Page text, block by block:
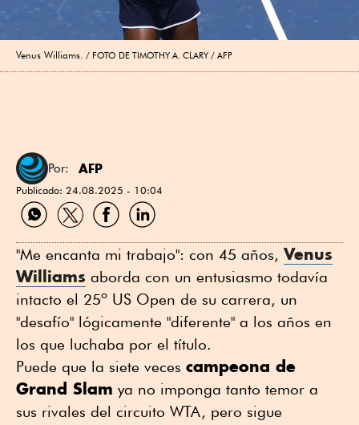
Venus Williams. FOTO DE TIMOTHY A. CLARY / AFP
Por: AFP
Publicado: 24.08.2025 - 10:04
Compartir
por
Compartir
por
Compartir
por
Compartir
por
"Me encanta mi trabajo": con 45 años, Venus
Williams aborda con un entusiasmo todavía
intacto el 25º US Open de su carrera, un
"desafío" lógicamente "diferente" a los años en
los que luchaba por el título.
Puede que la siete veces campeona de
Grand Slam ya no imponga tanto temor a
sus rivales del circuito WTA, pero sigue